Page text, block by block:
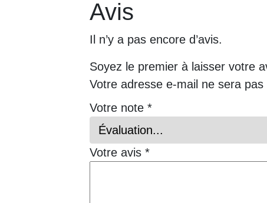
Avis
Il n’y a pas encore d’avis.
Soyez le premier à laisser votre
Votre adresse e-mail ne sera pas
Votre note *
Votre avis *